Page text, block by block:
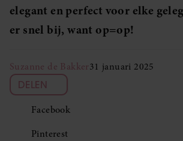
elegant en perfect voor elke
er snel bij, want op=op!
Suzanne de Bakker31 januari 2025
DELEN
Facebook
Pinterest